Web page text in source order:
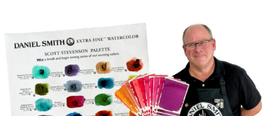
Produits
Événements
Blog